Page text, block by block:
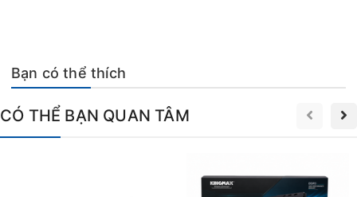
thời gian tải ứng dụng và nâng cao khả năng đa nhiệm.
học tập, chơi game phổ thông và làm việc với nhiều ứng dụng
Bạn có thể thích
CÓ THỂ BẠN QUAN TÂM